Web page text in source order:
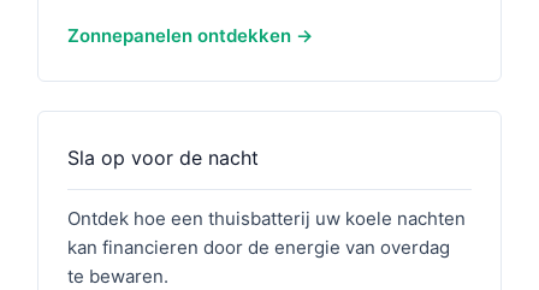
Zonnepanelen ontdekken
Sla op voor de nacht
Ontdek hoe een thuisbatterij uw koele nachten
kan financieren door de energie van overdag
te bewaren.